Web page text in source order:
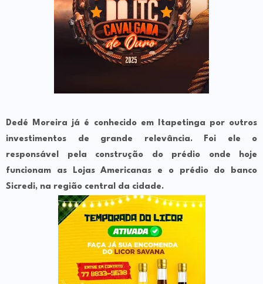
Dedé Moreira já é conhecido em Itapetinga por outros
investimentos de grande relevância. Foi ele o
responsável pela construção do prédio onde hoje
funcionam as Lojas Americanas e o prédio do banco
Sicredi, na região central da cidade.